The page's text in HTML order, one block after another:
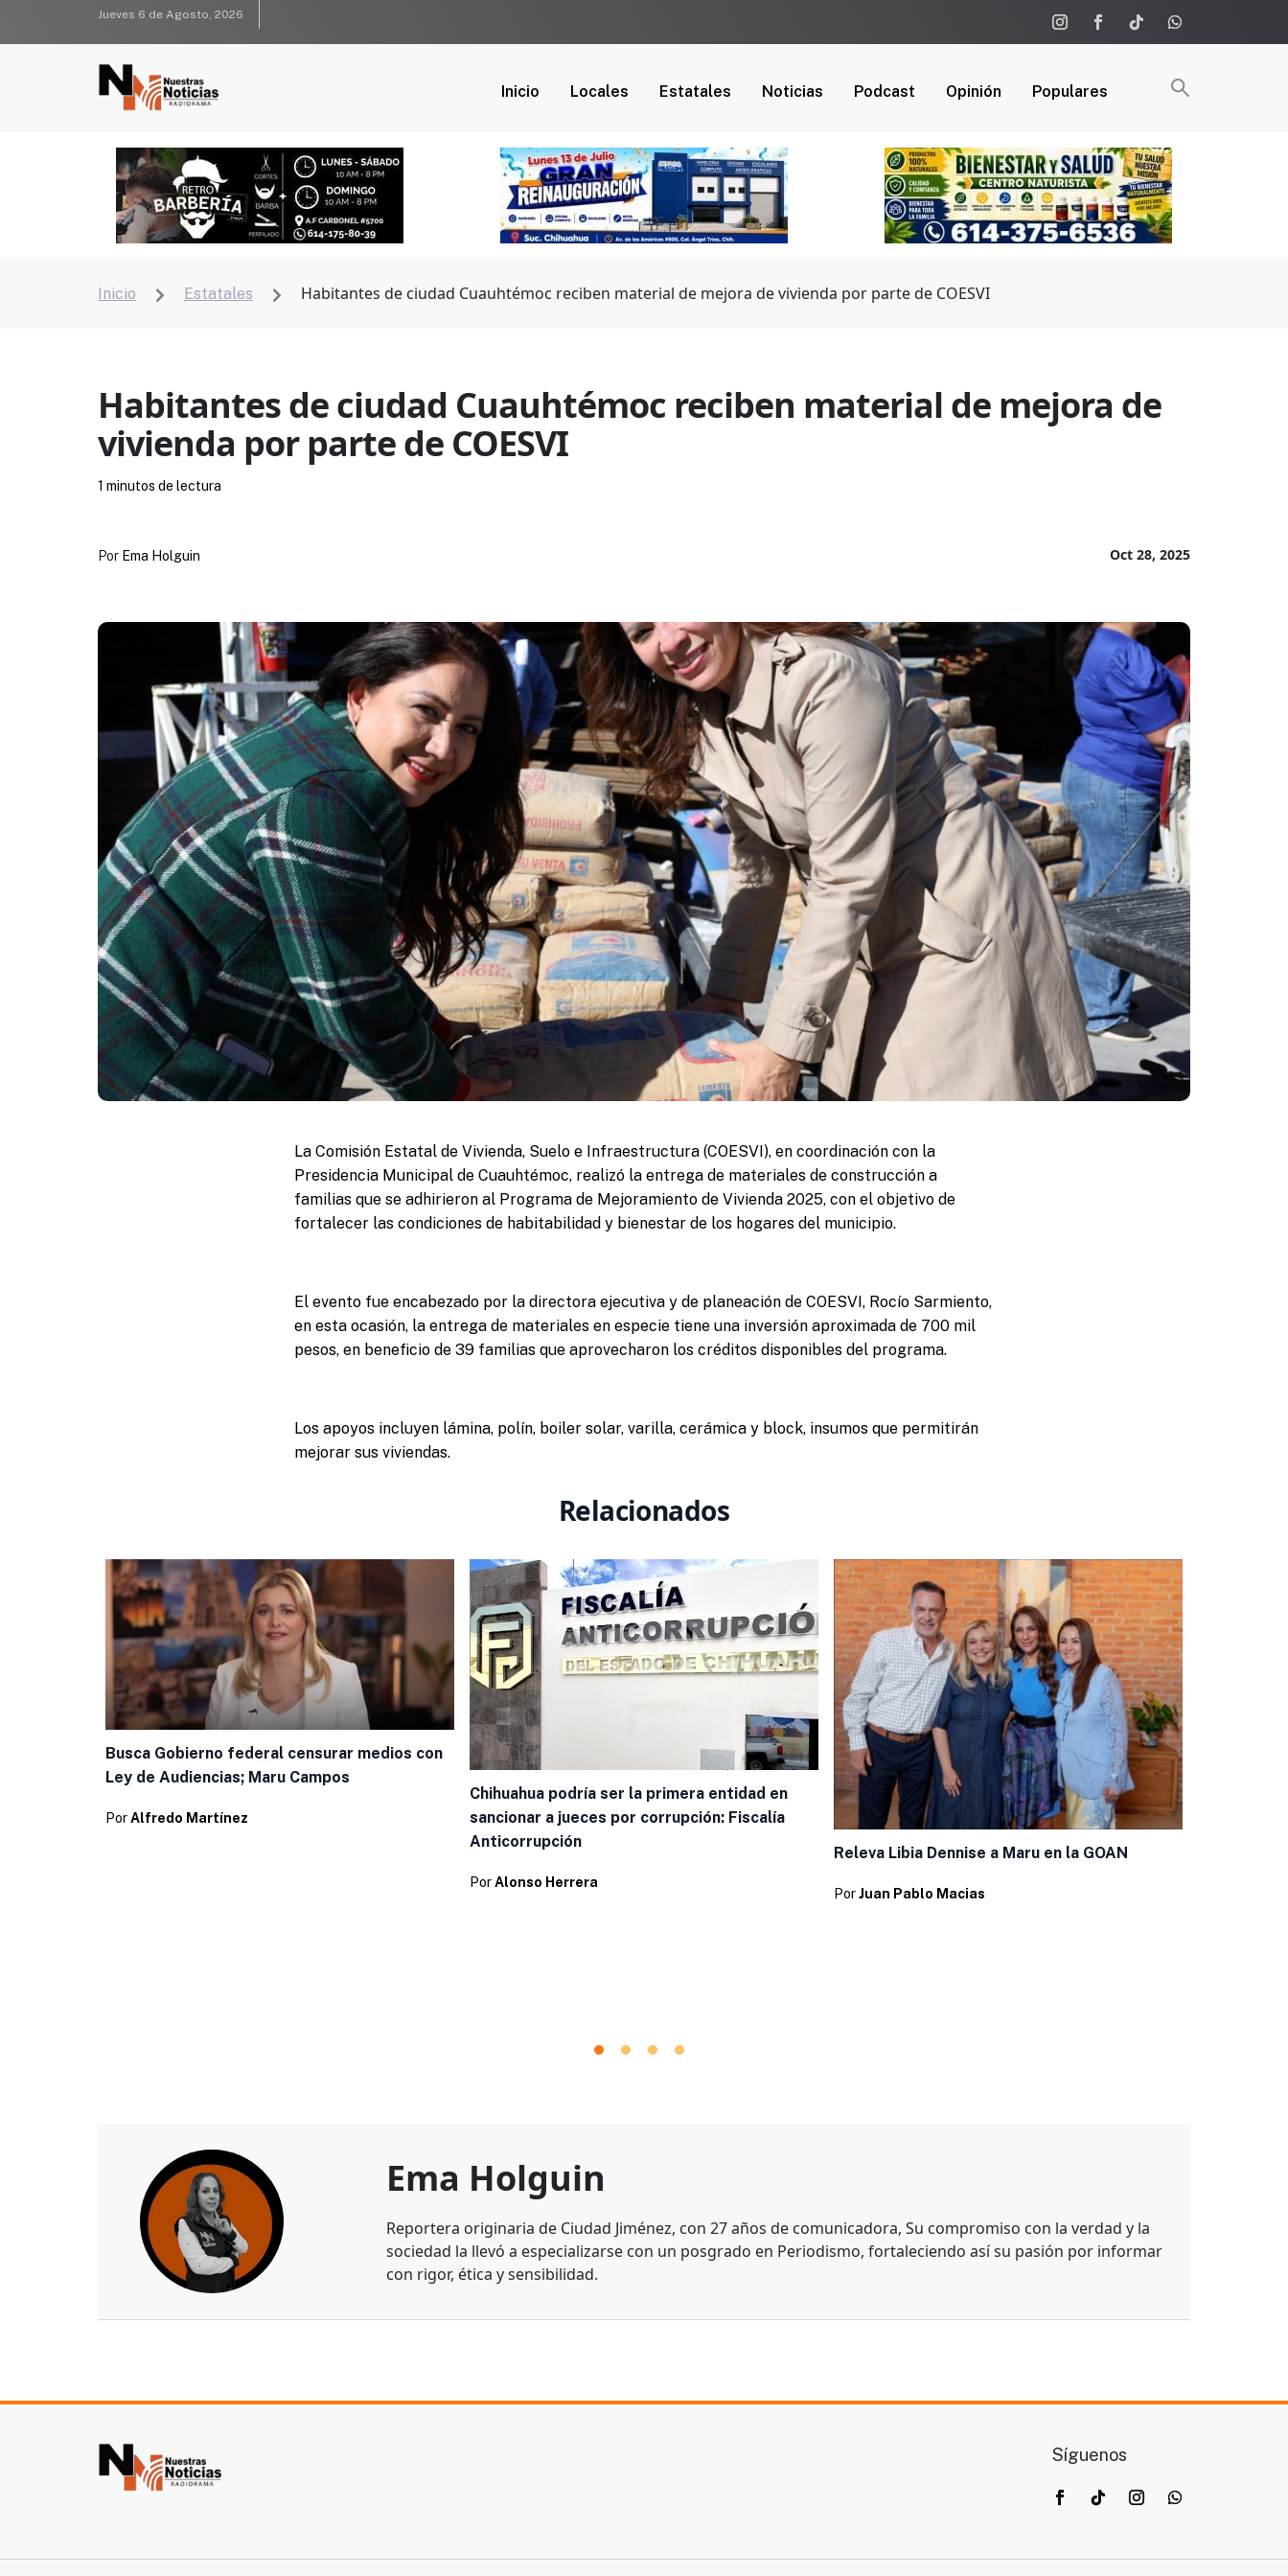
Jueves 6 de Agosto, 2026
Inicio Locales Estatales Noticias Podcast Opinión Populares
Inicio  Estatales  Habitantes de ciudad Cuauhtémoc reciben material de mejora de vivienda por parte de COESVI
Habitantes de ciudad Cuauhtémoc reciben material de mejora de
vivienda por parte de COESVI
Oct 28, 2025
Por Ema Holguin
1 minutos de lectura
La Comisión Estatal de Vivienda, Suelo e Infraestructura (COESVI), en coordinación con la
Presidencia Municipal de Cuauhtémoc, realizó la entrega de materiales de construcción a
familias que se adhirieron al Programa de Mejoramiento de Vivienda 2025, con el objetivo de
fortalecer las condiciones de habitabilidad y bienestar de los hogares del municipio.
El evento fue encabezado por la directora ejecutiva y de planeación de COESVI, Rocío Sarmiento,
en esta ocasión, la entrega de materiales en especie tiene una inversión aproximada de 700 mil
pesos, en beneficio de 39 familias que aprovecharon los créditos disponibles del programa.
Los apoyos incluyen lámina, polín, boiler solar, varilla, cerámica y block, insumos que permitirán
mejorar sus viviendas.
Relacionados
Busca Gobierno federal censurar medios con
Ley de Audiencias; Maru Campos
PorAlfredo Martínez
Chihuahua podría ser la primera entidad en
sancionar a jueces por corrupción: Fiscalía
Anticorrupción
PorAlonso Herrera
Releva Libia Dennise a Maru en la GOAN
PorJuan Pablo Macias
Ema Holguin
Reportera originaria de Ciudad Jiménez, con 27 años de comunicadora, Su compromiso con la verdad y la
sociedad la llevó a especializarse con un posgrado en Periodismo, fortaleciendo así su pasión por informar
con rigor, ética y sensibilidad.
Síguenos